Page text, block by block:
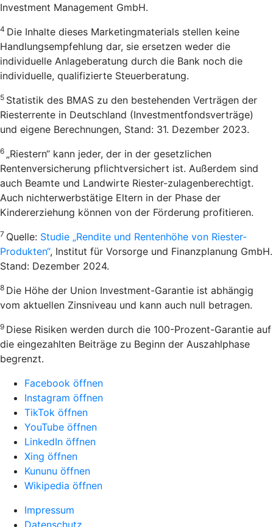
Investment Management GmbH.
4 Die Inhalte dieses Marketingmaterials stellen keine
Handlungsempfehlung dar, sie ersetzen weder die
individuelle Anlageberatung durch die Bank noch die
individuelle, qualifizierte Steuerberatung.
5 Statistik des BMAS zu den bestehenden Verträgen der
Riesterrente in Deutschland (Investmentfondsverträge)
und eigene Berechnungen, Stand: 31. Dezember 2023.
6 „Riestern“ kann jeder, der in der gesetzlichen
Rentenversicherung pflichtversichert ist. Außerdem sind
auch Beamte und Landwirte Riester-zulagenberechtigt.
Auch nichterwerbstätige Eltern in der Phase der
Kindererziehung können von der Förderung profitieren.
7 Quelle: Studie „Rendite und Rentenhöhe von Riester-
Produkten“, Institut für Vorsorge und Finanzplanung GmbH.
Stand: Dezember 2024.
8 Die Höhe der Union Investment-Garantie ist abhängig
vom aktuellen Zinsniveau und kann auch null betragen.
9 Diese Risiken werden durch die 100-Prozent-Garantie auf
die eingezahlten Beiträge zu Beginn der Auszahlphase
begrenzt.
Facebook öffnen
Instagram öffnen
TikTok öffnen
YouTube öffnen
LinkedIn öffnen
Xing öffnen
Kununu öffnen
Wikipedia öffnen
Impressum
Datenschutz